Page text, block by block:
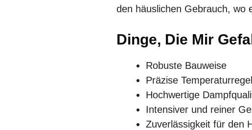
den häuslichen Gebrauch, wo
Dinge, Die Mir
Robuste Bauweise
Präzise
Hochwertige
Intensiver und reiner
Zuverlässigkeit für den